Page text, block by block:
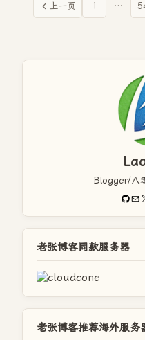
上一页 1 …
Blogger/八
电子邮件X
老张博客同款服务器
老张博客推荐海外服务